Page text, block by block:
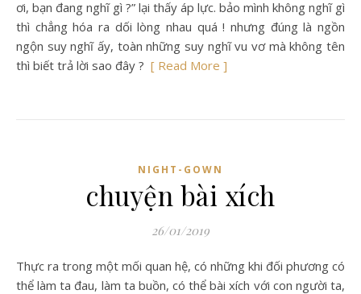
ơi, bạn đang nghĩ gì ?” lại thấy áp lực. bảo mình không nghĩ gì
thì chẳng hóa ra dối lòng nhau quá ! nhưng đúng là ngồn
ngộn suy nghĩ ấy, toàn những suy nghĩ vu vơ mà không tên
thì biết trả lời sao đây ? [ Read More ]
NIGHT-GOWN
chuyện bài xích
26/01/2019
Thực ra trong một mối quan hệ, có những khi đối phương có
thể làm ta đau, làm ta buồn, có thể bài xích với con người ta,